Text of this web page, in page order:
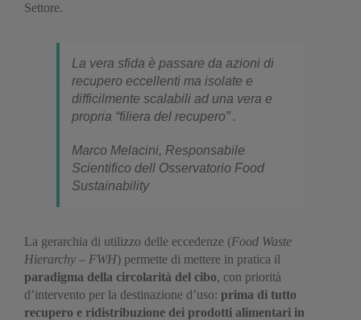
Settore.
La vera sfida è passare da azioni di
recupero eccellenti ma isolate e
difficilmente scalabili ad una vera e
propria “filiera del recupero” .
Marco Melacini, Responsabile
Scientifico dell Osservatorio Food
Sustainability
La gerarchia di utilizzo delle eccedenze (Food Waste
Hierarchy – FWH) permette di mettere in pratica il
paradigma della circolarità del cibo, con priorità
d’intervento per la destinazione d’uso: prima di tutto
recupero e ridistribuzione dei prodotti alimentari in